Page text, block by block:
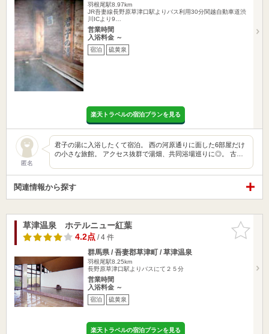
羽根尾駅8.97km
JR吾妻線長野原草津口駅よりバス利用30分関越自動車道渋
川ICより9…
営業時間
入浴料金 ～
宿泊 硫黄泉
楽天トラベルの宿泊プランを見る
匿名
君子の湯に入浴したくて宿泊。 西の河原通りに面した6部屋だけ
の小さな旅館。 アクセス抜群で湯畑、共同浴場巡りに◎。 古…
関連情報から探す
お気に入
りに追加
草津温泉 ホテルニュー紅葉
4.2点/ 4 件
群馬県 / 吾妻郡草津町 / 草津温泉
羽根尾駅8.25km
長野原草津口駅よりバスにて２５分
営業時間
入浴料金 ～
宿泊 硫黄泉
楽天トラベルの宿泊プランを見る